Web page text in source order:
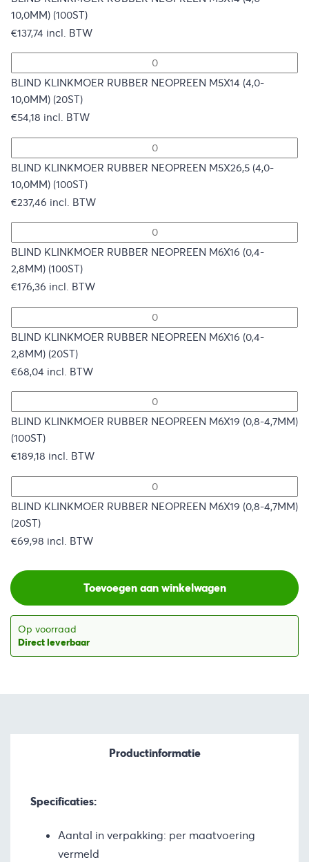
10,0MM) (100ST)
€137,74 incl. BTW
BLIND KLINKMOER RUBBER NEOPREEN M5X14 (4,0-
10,0MM) (20ST)
€54,18 incl. BTW
BLIND KLINKMOER RUBBER NEOPREEN M5X26,5 (4,0-
10,0MM) (100ST)
€237,46 incl. BTW
BLIND KLINKMOER RUBBER NEOPREEN M6X16 (0,4-
2,8MM) (100ST)
€176,36 incl. BTW
BLIND KLINKMOER RUBBER NEOPREEN M6X16 (0,4-
2,8MM) (20ST)
€68,04 incl. BTW
BLIND KLINKMOER RUBBER NEOPREEN M6X19 (0,8-4,7MM)
(100ST)
€189,18 incl. BTW
BLIND KLINKMOER RUBBER NEOPREEN M6X19 (0,8-4,7MM)
(20ST)
€69,98 incl. BTW
Toevoegen aan winkelwagen
Op voorraad
Direct leverbaar
Productinformatie
Specificaties:
Aantal in verpakking: per maatvoering
vermeld